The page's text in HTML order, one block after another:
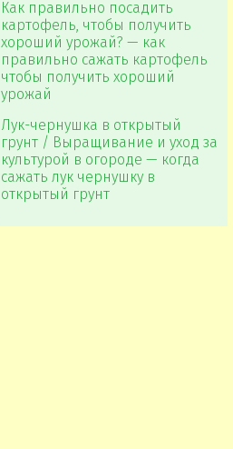
Как правильно посадить
картофель, чтобы получить
хороший урожай? — как
правильно сажать картофель
чтобы получить хороший
урожай
Лук-чернушка в открытый
грунт / Выращивание и уход за
культурой в огороде — когда
сажать лук чернушку в
открытый грунт